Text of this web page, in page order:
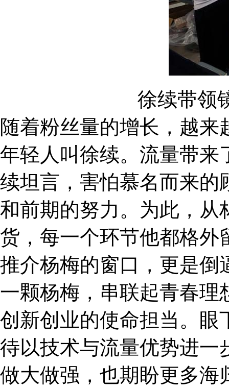
徐续带领
随着粉丝量的增长，越
年轻人叫徐续。流量带来
续坦言，害怕慕名而来的
和前期的努力。为此，从
货，每一个环节他都格外
推介杨梅的窗口，更是倒
一颗杨梅，串联起青春理
创新创业的使命担当。眼
待以技术与流量优势进一
做大做强，也期盼更多海